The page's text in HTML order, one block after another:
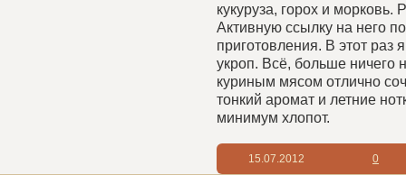
кукуруза, горох и
Активную ссылку на него
приготовления. В этот раз
укроп. Всё, больше ничего
куриным мясом отлично
тонкий аромат и летние
минимум хлопот.
15.07.2012 0